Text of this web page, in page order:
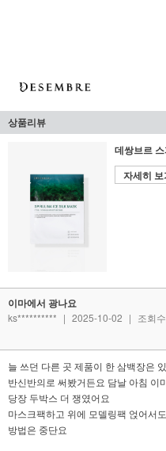
상품리뷰
데쌍브르
자세히 보
이마에서 광나요
ks********** | 2025-10-02 | 조회
늘 쓰던 다른 곳 제품이 한 삼백장은
반신반의로 써봤거든요 담날 아침 이
당장 두박스 더 쟁였어요
마스크팩하고 위에 모델링팩 얹어서
방법은 중단요